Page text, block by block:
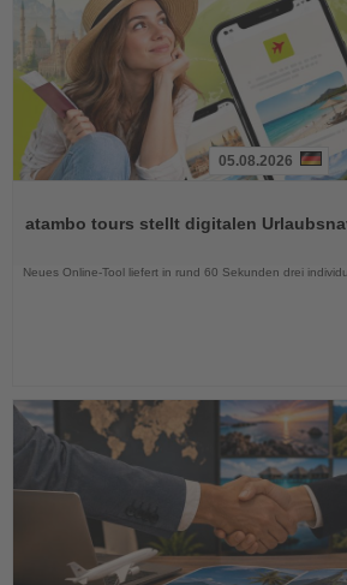
die
05.08.2026
atambo tours stellt digitalen
Neues Online-Tool liefert in rund 60 Sekunden drei